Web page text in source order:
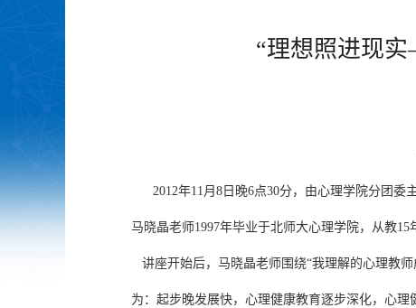
“理想照进现
2012年11月8日晚6点30分，由心理学院分团委
马晓晶老师1997年毕业于北师大心理学院，从教
讲座开始后，马晓晶老师围绕“我理解的心理教
为：起步晚发展快，心理健康教育逐步深化，心